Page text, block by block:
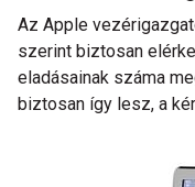
Az Apple
szerint biztosan
eladásainak száma
biztosan így lesz, a